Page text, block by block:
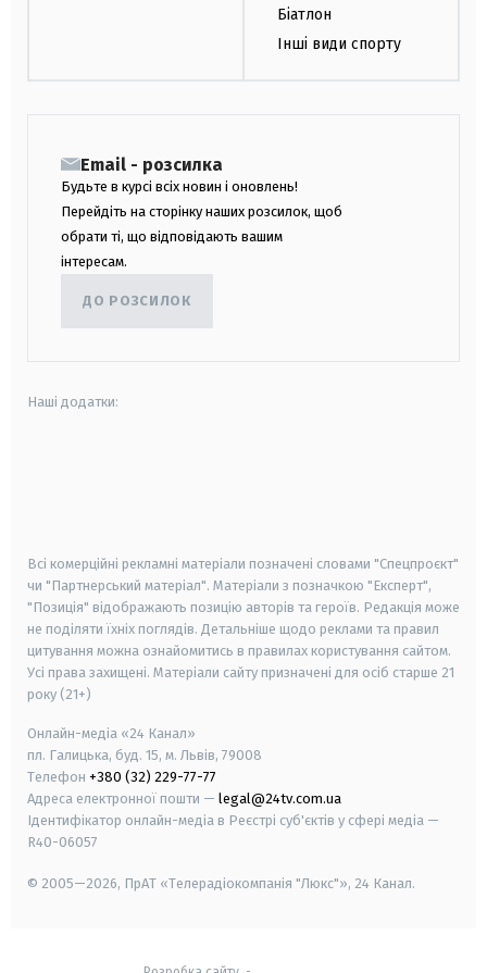
Біатлон
Інші види спорту
Email - розсилка
Будьте в курсі всіх новин і оновлень!
Перейдіть на сторінку наших розсилок, щоб
обрати ті, що відповідають вашим
інтересам.
ДО РОЗСИЛОК
Наші додатки:
Всі комерційні рекламні матеріали позначені словами "Спецпроєкт"
чи "Партнерський матеріал". Матеріали з позначкою "Експерт",
"Позиція" відображають позицію авторів та героїв. Редакція може
не поділяти їхніх поглядів. Детальніше щодо реклами та правил
цитування можна ознайомитись в правилах користування сайтом.
Усі права захищені. Матеріали сайту призначені для осіб старше 21
року (21+)
Онлайн-медіа «24 Канал»
пл. Галицька, буд. 15, м. Львів, 79008
Телефон +380 (32) 229-77-77
Адреса електронної пошти — legal@24tv.com.ua
Ідентифікатор онлайн-медіа в Реєстрі суб'єктів у сфері медіа —
R40-06057
© 2005—2026, ПрАТ «Телерадіокомпанія "Люкс"», 24 Канал.